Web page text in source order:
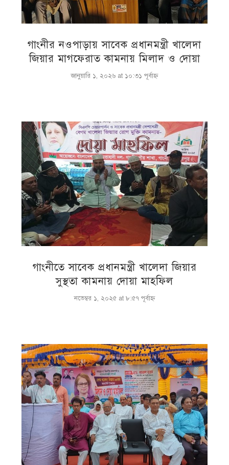
গাংনীর নওপাড়ায় সাবেক প্রধানমন্ত্রী খালেদা
জিয়ার মাগফেরাত কামনায় মিলাদ ও দোয়া
জানুয়ারি ১, ২০২৬ at ১০:৩১ পূর্বাহ্ণ
গাংনীতে সাবেক প্রধানমন্ত্রী খালেদা জিয়ার
সুস্থতা কামনায় দোয়া মাহফিল
নভেম্বর ১, ২০২৫ at ৮:৫৭ পূর্বাহ্ণ